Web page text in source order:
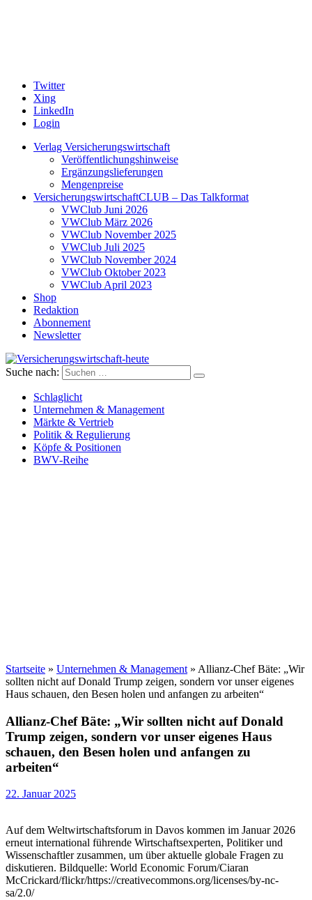
Twitter
Xing
LinkedIn
Login
Verlag Versicherungswirtschaft
Veröffentlichungshinweise
Ergänzungslieferungen
Mengenpreise
VersicherungswirtschaftCLUB – Das Talkformat
VWClub Juni 2026
VWClub März 2026
VWClub November 2025
VWClub Juli 2025
VWClub November 2024
VWClub Oktober 2023
VWClub April 2023
Shop
Redaktion
Abonnement
Newsletter
Versicherungswirtschaft-heute
Suche nach:
Schlaglicht
Unternehmen & Management
Märkte & Vertrieb
Politik & Regulierung
Köpfe & Positionen
BWV-Reihe
Startseite » Unternehmen & Management » Allianz-Chef Bäte: „Wir
sollten nicht auf Donald Trump zeigen, sondern vor unser eigenes
Haus schauen, den Besen holen und anfangen zu arbeiten“
Allianz-Chef Bäte: „Wir sollten nicht auf Donald
Trump zeigen, sondern vor unser eigenes Haus
schauen, den Besen holen und anfangen zu
arbeiten“
22. Januar 2025
Auf dem Weltwirtschaftsforum in Davos kommen im Januar 2026
erneut international führende Wirtschaftsexperten, Politiker und
Wissenschaftler zusammen, um über aktuelle globale Fragen zu
diskutieren. Bildquelle: World Economic Forum/Ciaran
McCrickard/flickr/https://creativecommons.org/licenses/by-nc-
sa/2.0/